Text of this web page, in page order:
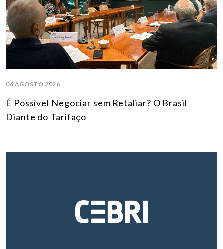
06 AGOSTO 2026
É Possível Negociar sem Retaliar? O Brasil
Diante do Tarifaço